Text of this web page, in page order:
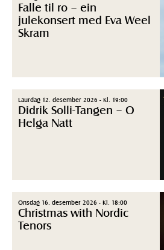
Falle til ro – ein
julekonsert med Eva Weel
Skram
Laurdag 12. desember 2026 - Kl. 19:00
Didrik Solli-Tangen – O
Helga Natt
Onsdag 16. desember 2026 - Kl. 18:00
Christmas with Nordic
Tenors